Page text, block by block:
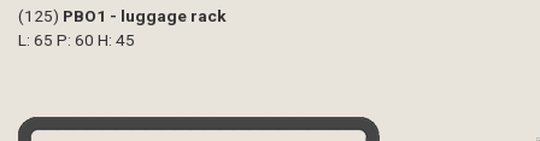
(125) PBO1 - luggage rack
L: 65 P: 60 H: 45